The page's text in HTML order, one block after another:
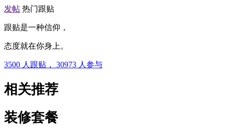
发帖 热门跟贴
跟贴是一种信仰，
态度就在你身上。
3500 人跟贴， 30973 人参与
相关推荐
装修套餐